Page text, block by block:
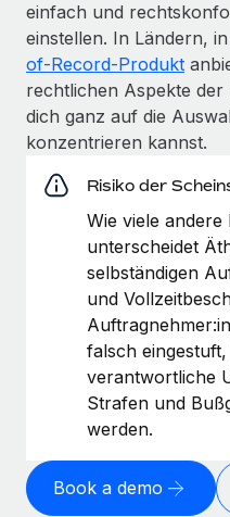
einfach und
einstellen. In Ländern,
of-Record-Produkt
rechtlichen Aspekte der
dich ganz auf die
konzentrieren kannst.
Risiko der
Wie viele andere
unterscheidet
selbständigen
und
falsch
verantwortliche
Strafen und
werden.
Book a demo